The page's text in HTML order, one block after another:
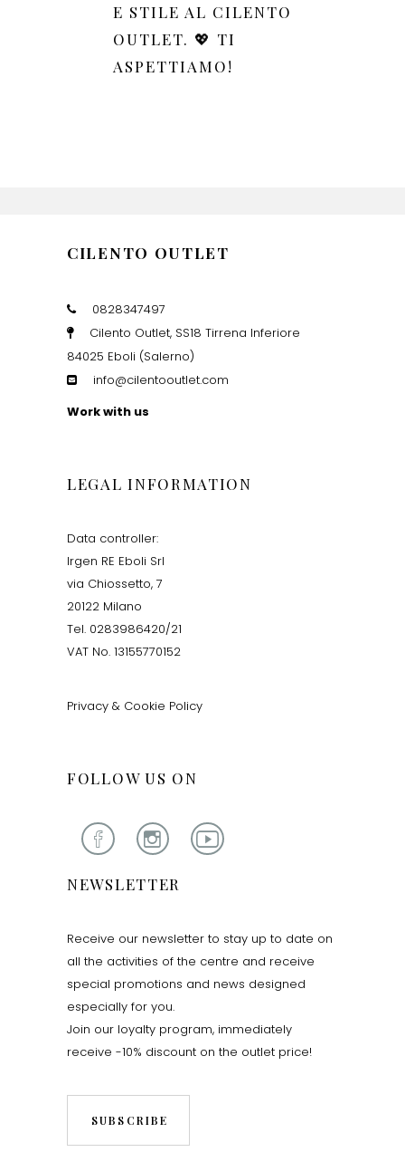
E STILE AL CILENTO
OUTLET. 💖 TI
ASPETTIAMO!
CILENTO OUTLET
0828347497
Cilento Outlet, SS18 Tirrena Inferiore
84025 Eboli (Salerno)
info@cilentooutlet.com
Work with us
LEGAL INFORMATION
Data controller:
Irgen RE Eboli Srl
via Chiossetto, 7
20122 Milano
Tel. 0283986420/21
VAT No. 13155770152
Privacy & Cookie Policy
FOLLOW US ON
NEWSLETTER
Receive our newsletter to stay up to date on
all the activities of the centre and receive
special promotions and news designed
especially for you.
Join our loyalty program, immediately
receive -10% discount on the outlet price!
SUBSCRIBE